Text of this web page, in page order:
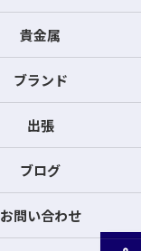
貴金属
ブランド
出張
ブログ
お問い合わせ